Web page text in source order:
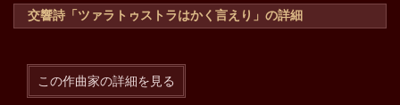
交響詩「ツァラトゥストラはかく言えり」の詳細
この作曲家の詳細を見る